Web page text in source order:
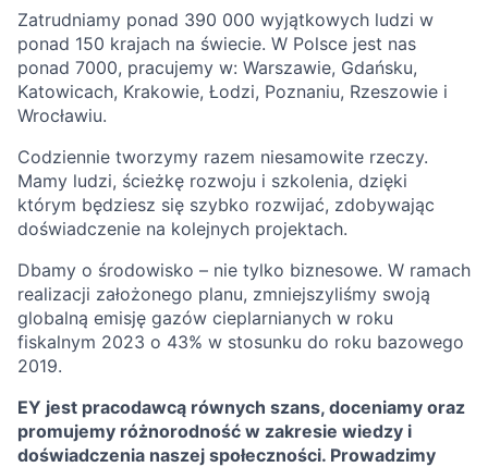
Zatrudniamy ponad 390 000 wyjątkowych ludzi w
ponad 150 krajach na świecie. W Polsce jest nas
ponad 7000, pracujemy w: Warszawie, Gdańsku,
Katowicach, Krakowie, Łodzi, Poznaniu, Rzeszowie i
Wrocławiu.
Codziennie tworzymy razem niesamowite rzeczy.
Mamy ludzi, ścieżkę rozwoju i szkolenia, dzięki
którym będziesz się szybko rozwijać, zdobywając
doświadczenie na kolejnych projektach.
Dbamy o środowisko – nie tylko biznesowe. W ramach
realizacji założonego planu, zmniejszyliśmy swoją
globalną emisję gazów cieplarnianych w roku
fiskalnym 2023 o 43% w stosunku do roku bazowego
2019.
EY jest pracodawcą równych szans, doceniamy oraz
promujemy różnorodność w zakresie wiedzy i
doświadczenia naszej społeczności. Prowadzimy